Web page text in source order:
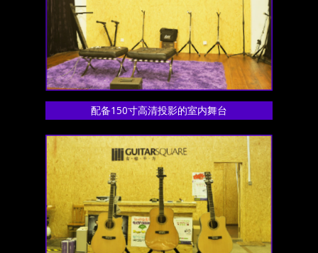
配备150寸高清投影的室内舞台